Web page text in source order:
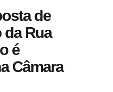
de
da Rua
é
Câmara